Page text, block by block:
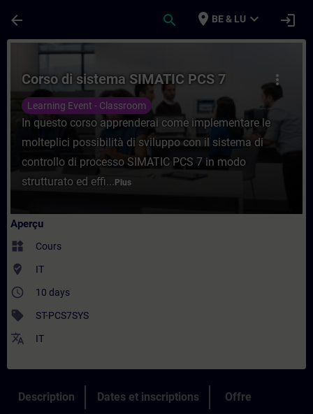
arrow_back search place BE & LU expand_more login
Cours - Corso di sistema SIMATIC PCS
more_vert
Corso di sistema SIMATIC PCS 7
Learning Event - Classroom
In questo corso apprenderai come implementare le
molteplici possibilità di sviluppo con il sistema di
controllo di processo SIMATIC PCS 7 in modo
strutturato ed effi... Plus
Aperçu
widgets Cours
where_to_vote IT
access_time 10 days
sell ST-PCS7SYS
translate IT
Description Dates et inscriptions Offre